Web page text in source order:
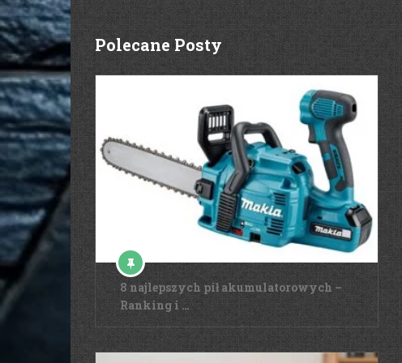
Polecane Posty
8 najlepszych pił akumulatorowych –
Ranking i …